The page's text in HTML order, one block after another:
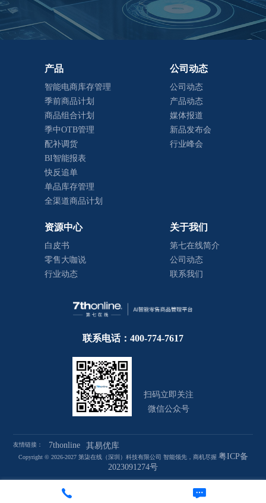
产品
智能电商库存管理
季前商品计划
商品组合计划
季中OTB管理
配补调货
BI智能报表
快反追单
单品库存管理
全渠道商品计划
公司动态
公司动态
产品动态
媒体报道
新品发布会
行业峰会
资源中心
白皮书
零售大咖说
行业动态
关于我们
第七在线简介
公司动态
联系我们
联系电话：400-774-7617
扫码立即关注
微信公众号
友情链接： 7thonline 其易优库
Copyright © 2026-2027 第柒在线（深圳）科技有限公司 智能领先，商机尽握 粤ICP备
2023091274号